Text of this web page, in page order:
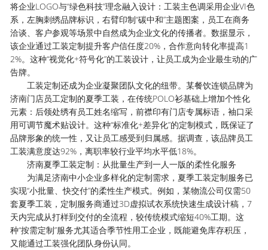
将企业LOGO与“绿色科技”理念融入设计：工装主色调采用企业VI色
系，左胸刺绣品牌标识，右臂印制“碳中和”主题图案，员工在商务
洽谈、客户参观等场景中自然成为企业文化的传播者。数据显示，
该企业通过工装定制提升客户信任度20%，合作意向转化率提高1
2%。这种“视觉化+符号化”的工装设计，让员工成为企业最生动的广
告牌。
工装定制还成为企业凝聚团队文化的纽带。某餐饮连锁品牌为
济南门店员工定制的夏季工装，在传统POLO衫基础上增加个性化
元素：后领处绣有员工姓名缩写，前襟印有门店专属标语，袖口采
用可调节魔术贴设计。这种“标准化+差异化”的定制模式，既保证了
品牌形象的统一性，又让员工感受到归属感。据调查，该品牌员工
工装满意度达92%，离职率较行业平均水平低18%。
济南夏季工装定制：从批量生产到一人一版的柔性化服务
为满足济南中小企业多样化的定制需求，夏季工装定制服务已
实现“小批量、快交付”的柔性生产模式。例如，某物流公司仅需50
套夏季工装，定制服务商通过3D虚拟试衣系统快速生成设计稿，7
天内完成从打样到交付的全流程，较传统模式缩短40%工期。这
种“按需定制”服务尤其适合季节性用工企业，既能避免库存积压，
又能通过工装强化团队身份认同。